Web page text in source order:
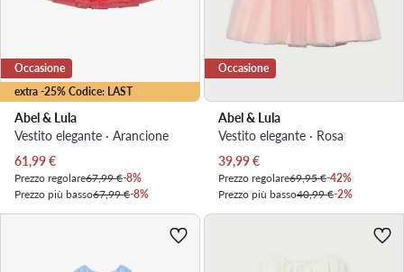
extra -25% Codice: LAST
Occasione
Abel & Lula
Vestito elegante · Arancione
Prezzo attuale
61,99€
Prezzo regolare67,99 €-8%
Prezzo più basso67,99 €-8%
Occasione
Abel & Lula
Vestito elegante · Rosa
Prezzo attuale
39,99€
Prezzo regolare69,95 €-42%
Prezzo più basso40,99 €-2%